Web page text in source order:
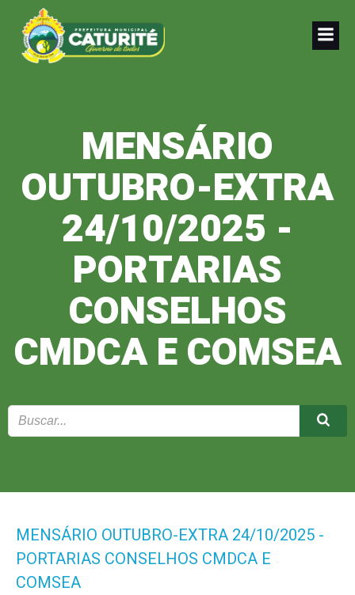
MENSÁRIO
OUTUBRO-EXTRA
24/10/2025 -
PORTARIAS
CONSELHOS
CMDCA E COMSEA
MENSÁRIO OUTUBRO-EXTRA 24/10/2025 -
PORTARIAS CONSELHOS CMDCA E
COMSEA